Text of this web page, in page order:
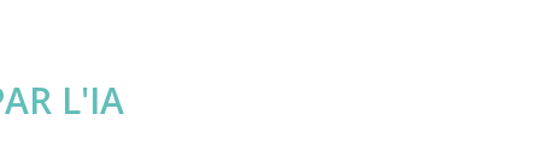
L'IA